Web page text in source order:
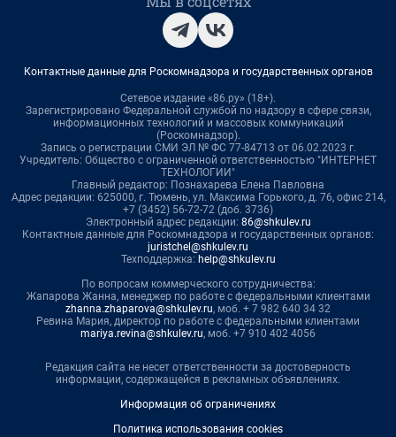
Контактные данные для Роскомнадзора и государственных органов
Сетевое издание «86.ру» (18+).
Зарегистрировано Федеральной службой по надзору в сфере связи,
информационных технологий и массовых коммуникаций
(Роскомнадзор).
Запись о регистрации СМИ ЭЛ № ФС 77-84713 от 06.02.2023 г.
Учредитель: Общество с ограниченной ответственностью "ИНТЕРНЕТ
ТЕХНОЛОГИИ"
Главный редактор: Познахарева Елена Павловна
Адрес редакции: 625000, г. Тюмень, ул. Максима Горького, д. 76, офис 214,
+7 (3452) 56-72-72 (доб. 3736)
Электронный адрес редакции: 86@shkulev.ru
Контактные данные для Роскомнадзора и государственных органов:
juristchel@shkulev.ru
Техподдержка: help@shkulev.ru
По вопросам коммерческого сотрудничества:
Жапарова Жанна, менеджер по работе с федеральными клиентами
zhanna.zhaparova@shkulev.ru, моб. + 7 982 640 34 32
Ревина Мария, директор по работе с федеральными клиентами
mariya.revina@shkulev.ru, моб. +7 910 402 4056
Редакция сайта не несет ответственности за достоверность
информации, содержащейся в рекламных объявлениях.
Информация об ограничениях
Политика использования cookies